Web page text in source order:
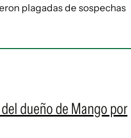
plagadas de sospechas
dueño de Mango por